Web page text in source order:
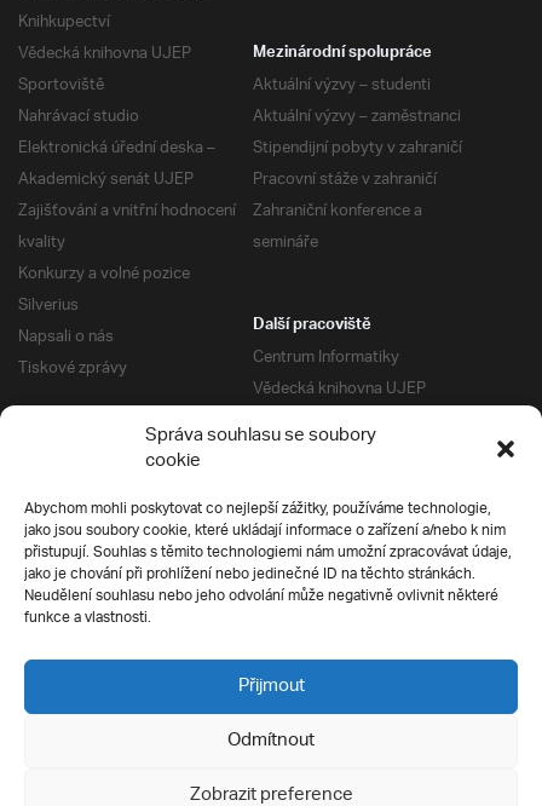
Správa souhlasu se soubory
cookie
Abychom mohli poskytovat co nejlepší zážitky, používáme technologie,
jako jsou soubory cookie, které ukládají informace o zařízení a/nebo k nim
přistupují. Souhlas s těmito technologiemi nám umožní zpracovávat údaje,
jako je chování při prohlížení nebo jedinečné ID na těchto stránkách.
Neudělení souhlasu nebo jeho odvolání může negativně ovlivnit některé
funkce a vlastnosti.
Přijmout
Odmítnout
Zobrazit preference
Knihkupectví
Vědecká knihovna UJEP
Sportoviště
Nahrávací studio
Elektronická úřední deska –
Akademický senát UJEP
Zajišťování a vnitřní hodnocení
kvality
Konkurzy a volné pozice
Silverius
Napsali o nás
Tiskové zprávy
Mezinárodní spolupráce
Aktuální výzvy – studenti
Aktuální výzvy – zaměstnanci
Stipendijní pobyty v zahraničí
Pracovní stáže v zahraničí
Zahraniční konference a
semináře
Další pracoviště
Centrum Informatiky
Vědecká knihovna UJEP
Správa kolejí a menz
Univerzitní centrum podpory
Silverius
Pro uchazeče
Přijímací řízení
E-prihlaska
Přípravné kurzy
Ochrana soukromí
Všechna práva vyhrazena